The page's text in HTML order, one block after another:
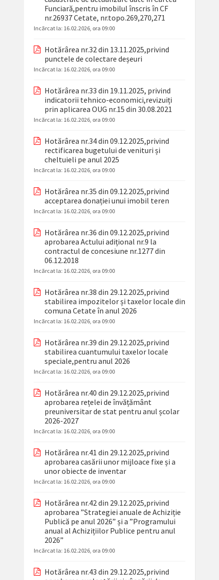
Funciară,pentru imobilul înscris în CF
nr.26937 Cetate, nr.topo.269,270,271
Incãrcat la: 16.02.2026, ora 09:00
Hotărârea nr.32 din 13.11.2025,privind
punctele de colectare deșeuri
Incãrcat la: 16.02.2026, ora 09:00
Hotărârea nr.33 din 19.11.2025, privind
indicatorii tehnico-economici,revizuiți
prin aplicarea OUG nr.15 din 30.08.2021
Incãrcat la: 16.02.2026, ora 09:00
Hotărârea nr.34 din 09.12.2025,privind
rectificarea bugetului de venituri și
cheltuieli pe anul 2025
Incãrcat la: 16.02.2026, ora 09:00
Hotărârea nr.35 din 09.12.2025,privind
acceptarea donației unui imobil teren
Incãrcat la: 16.02.2026, ora 09:00
Hotărârea nr.36 din 09.12.2025,privind
aprobarea Actului adițional nr.9 la
contractul de concesiune nr.1277 din
06.12.2018
Incãrcat la: 16.02.2026, ora 09:00
Hotărârea nr.38 din 29.12.2025,privind
stabilirea impozitelor și taxelor locale din
comuna Cetate în anul 2026
Incãrcat la: 16.02.2026, ora 09:00
Hotărârea nr.39 din 29.12.2025,privind
stabilirea cuantumului taxelor locale
speciale,pentru anul 2026
Incãrcat la: 16.02.2026, ora 09:00
Hotărârea nr.40 din 29.12.2025,privind
aprobarea rețelei de învățământ
preuniversitar de stat pentru anul școlar
2026-2027
Incãrcat la: 16.02.2026, ora 09:00
Hotărârea nr.41 din 29.12.2025,privind
aprobarea casării unor mijloace fixe și a
unor obiecte de inventar
Incãrcat la: 16.02.2026, ora 09:00
Hotărârea nr.42 din 29.12.2025,privind
aprobarea ”Strategiei anuale de Achiziție
Publică pe anul 2026” și a ”Programului
anual al Achizițiilor Publice pentru anul
2026”
Incãrcat la: 16.02.2026, ora 09:00
Hotărârea nr.43 din 29.12.2025,privind